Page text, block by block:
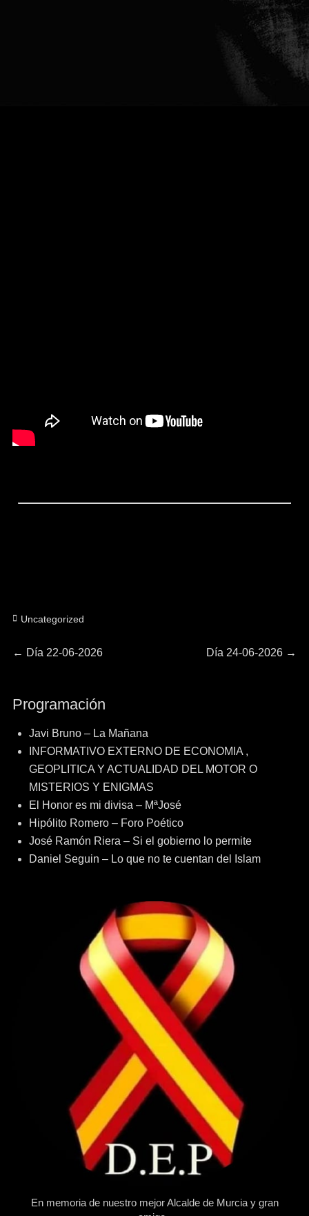
Categorías
Uncategorized
Navegación
entradas
← Entrada
Día 22-06-2026
Entrada
Día 24-06-2026 →
Programación
Javi Bruno – La Mañana
INFORMATIVO EXTERNO DE ECONOMIA ,
GEOPLITICA Y ACTUALIDAD DEL MOTOR O
MISTERIOS Y ENIGMAS
El Honor es mi divisa – MªJosé
Hipólito Romero – Foro Poético
José Ramón Riera – Si el gobierno lo permite
Daniel Seguin – Lo que no te cuentan del Islam
En memoria de nuestro mejor Alcalde de Murcia y gran